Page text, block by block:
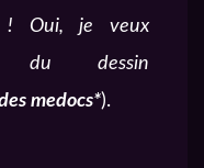
! Oui, je veux
du dessin
medocs*).